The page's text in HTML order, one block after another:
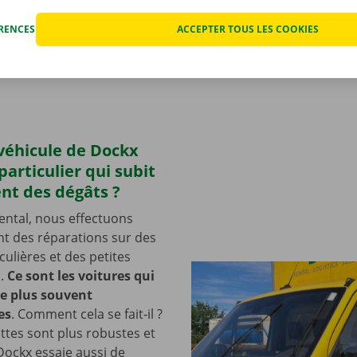
laquelle son conducteur a fait une petite bosse en se
En revanche, un véhicule qui ne peut plus rouler
de Dockx
qui subit
des dégâts ?
nous effectuons
des réparations sur des
et des petites
Ce sont les voitures qui
plus souvent
. Comment cela se fait-il ?
sont plus robustes et
essaie aussi de
ACCEPTER TOUS LES COOKIES